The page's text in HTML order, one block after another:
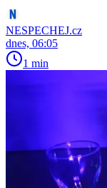
NESPECHEJ.cz
dnes, 06:05
1 min